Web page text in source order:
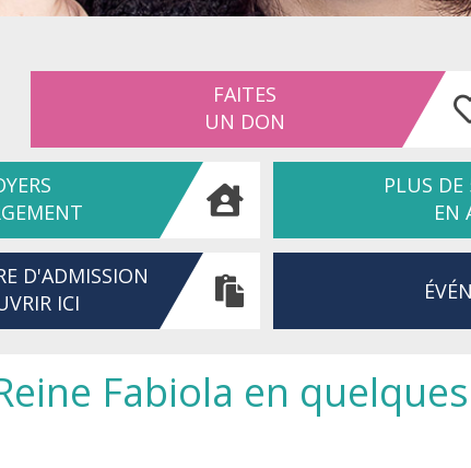
FAITES
UN DON
PLUS DE
EN
D'ADMISSION
ICI
Fabiola en